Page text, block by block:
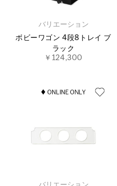
バリエーション
ボビーワゴン 4段8トレイ ブ
ラック
￥124,300